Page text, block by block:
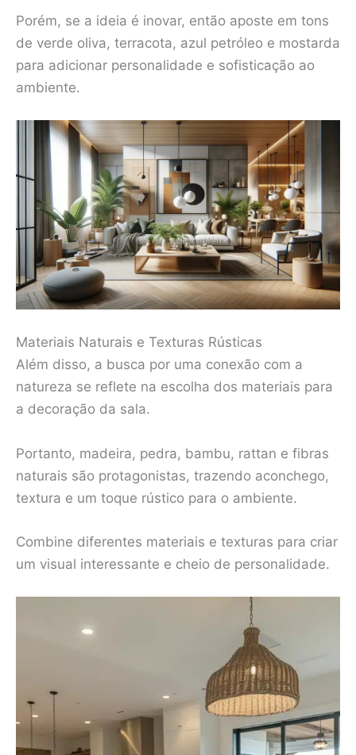
Porém, se a ideia é inovar, então aposte em tons
de verde oliva, terracota, azul petróleo e mostarda
para adicionar personalidade e sofisticação ao
ambiente.
Materiais Naturais e Texturas Rústicas
Além disso, a busca por uma conexão com a
natureza se reflete na escolha dos materiais para
a decoração da sala.
Portanto, madeira, pedra, bambu, rattan e fibras
naturais são protagonistas, trazendo aconchego,
textura e um toque rústico para o ambiente.
Combine diferentes materiais e texturas para criar
um visual interessante e cheio de personalidade.